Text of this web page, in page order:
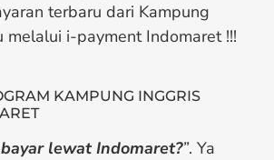
terbaru dari Kampung
melalui i-payment Indomaret !!!
KAMPUNG INGGRIS
lewat Indomaret?”. Ya